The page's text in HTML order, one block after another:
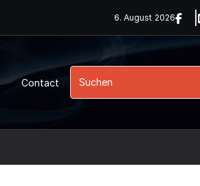
6. August 2026
Contact